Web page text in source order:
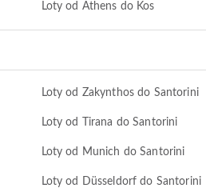
Loty od Athens do Kos
Loty od Zakynthos do Santorini
Loty od Tirana do Santorini
Loty od Munich do Santorini
Loty od Düsseldorf do Santorini